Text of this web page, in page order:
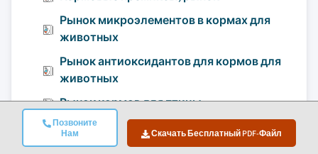
Позвоните
Нам
Скачать Бесплатный PDF-Файл
Рынок микроэлементов в кормах для
животных
Рынок антиоксидантов для кормов для
животных
Рынок кормов для птицы